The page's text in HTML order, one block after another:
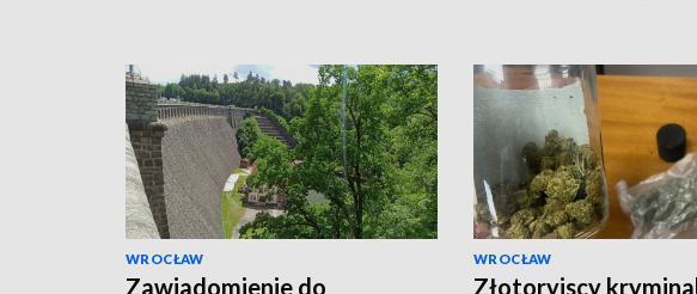
WROCŁAW
Zawiadomienie do
WROCŁAW
Złotoryjscy